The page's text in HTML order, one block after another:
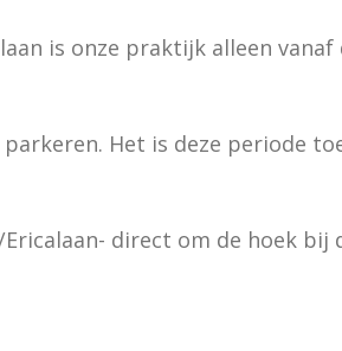
is onze praktijk alleen vanaf
Het is deze periode
direct om de hoek